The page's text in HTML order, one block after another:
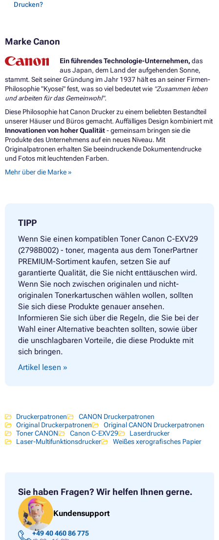
Drucken?
Marke Canon
Ein führendes Technologie-Unternehmen,das
aus Japan, dem Land der aufgehenden Sonne,
stammt. Seit seiner Gründung im Jahr 1937 hält es an seiner Firmen-
Philosophie "Kyosei" fest, was so viel bedeutet wie "Zusammen leben
und arbeiten für das Gemeinwohl".
Diese Philosophie hat Canon Drucker zu einem beliebten Bestandteil
unserer Häuser und Büros gemacht. Auffälliges Design kombiniert mit
Innovationen von hoher Qualität- gemeinsam bringen sie die
Produkte des Unternehmens auf ein neues Niveau. Mit
Originalpatronen erhalten Sie beeindruckende Dokumentendrucke
und Fotos mit leuchtenden Farben.
Mehr über die Marke »
TIPP
Wenn Sie einen kompatiblen Toner Canon C-EXV29
(2798B002) - toner, magenta aus dem TonerPartner
PREMIUM-Sortiment kaufen, setzen Sie auf
garantierte Qualität, die Sie nicht enttäuschen wird.
Wenn Sie noch zwischen originalen und nicht-
originalen Tonerkartuschen wählen wollen, sollten
Sie sich diese Produkte genauer ansehen.
Informieren Sie sich über die Regeln, die Sie bei der
Wahl einer Alternative beachten sollten, sowie über
die unschlagbaren Vorteile, die diese Produkte mit
sich bringen.
Artikel lesen »
Druckerpatronen
CANON Druckerpatronen
Original Druckerpatronen
Original CANON Druckerpatronen
Toner CANON
Canon C-EXV29
Laserdrucker
Laser-Multifunktionsdrucker
Weißes xerografisches Papier
Sie haben Fragen? Wir helfen Ihnen gerne.
Kundensupport
+49 40 460 86 775